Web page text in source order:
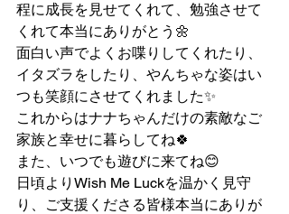
程に成長を見せてくれて、勉強させて
くれて本当にありがとう🌼
面白い声でよくお喋りしてくれたり、
イタズラをしたり、やんちゃな姿はい
つも笑顔にさせてくれました✨
これからはナナちゃんだけの素敵なご
家族と幸せに暮らしてね🍀
また、いつでも遊びに来てね😊
日頃よりWish Me Luckを温かく見守
り、ご支援くださる皆様本当にありが